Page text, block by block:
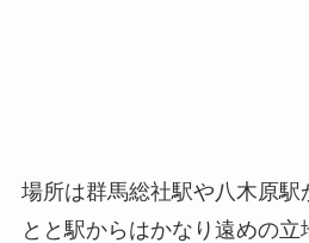
場所は群馬総社駅や八木原駅
とと駅からはかなり遠めの立